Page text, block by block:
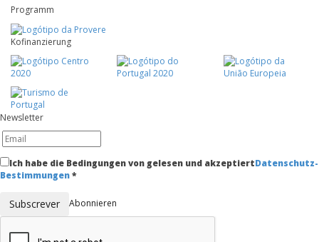
Programm
Kofinanzierung
Newsletter
Ich habe die Bedingungen von gelesen und akzeptiertDatenschutz-
Bestimmungen*
Abonnieren